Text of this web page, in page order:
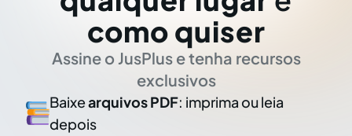
como quiser
Assine o JusPlus e tenha recursos
exclusivos
Baixearquivos PDF: imprima ou leia
depois